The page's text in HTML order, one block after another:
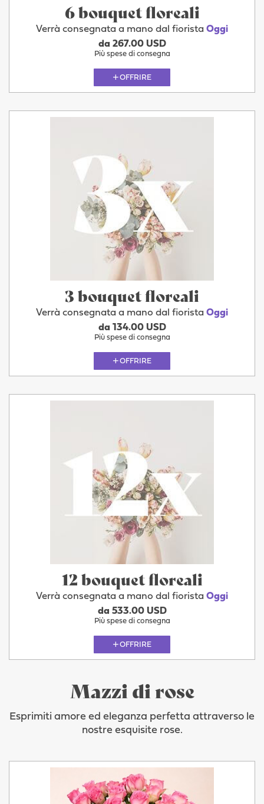
6 bouquet floreali
Verrà consegnata a mano dal fiorista Oggi
da 267.00 USD
Più spese di consegna
OFFRIRE
3 bouquet floreali
Verrà consegnata a mano dal fiorista Oggi
da 134.00 USD
Più spese di consegna
OFFRIRE
12 bouquet floreali
Verrà consegnata a mano dal fiorista Oggi
da 533.00 USD
Più spese di consegna
OFFRIRE
Mazzi di rose
Esprimiti amore ed eleganza perfetta attraverso le
nostre esquisite rose.